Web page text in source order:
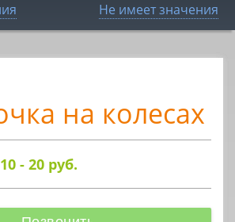
Не имеет значения
на колесах
- 20 руб.